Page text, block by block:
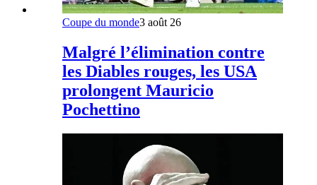
Coupe du monde3 août 26
Malgré l’élimination contre
les Diables rouges, les USA
prolongent Mauricio
Pochettino